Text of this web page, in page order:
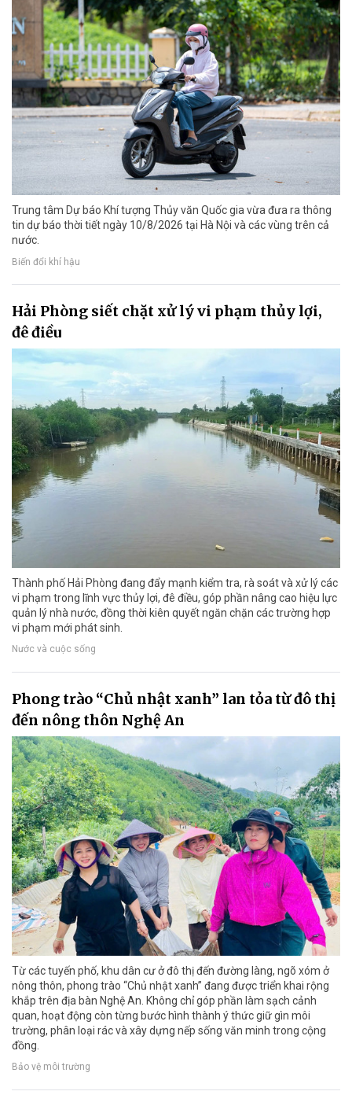
Trung tâm Dự báo Khí tượng Thủy văn Quốc gia vừa đưa ra thông
tin dự báo thời tiết ngày 10/8/2026 tại Hà Nội và các vùng trên cả
nước.
Biến đổi khí hậu
Hải Phòng siết chặt xử lý vi phạm thủy lợi,
đê điều
Thành phố Hải Phòng đang đẩy mạnh kiểm tra, rà soát và xử lý các
vi phạm trong lĩnh vực thủy lợi, đê điều, góp phần nâng cao hiệu lực
quản lý nhà nước, đồng thời kiên quyết ngăn chặn các trường hợp
vi phạm mới phát sinh.
Nước và cuộc sống
Phong trào “Chủ nhật xanh” lan tỏa từ đô thị
đến nông thôn Nghệ An
Từ các tuyến phố, khu dân cư ở đô thị đến đường làng, ngõ xóm ở
nông thôn, phong trào “Chủ nhật xanh” đang được triển khai rộng
khắp trên địa bàn Nghệ An. Không chỉ góp phần làm sạch cảnh
quan, hoạt động còn từng bước hình thành ý thức giữ gìn môi
trường, phân loại rác và xây dựng nếp sống văn minh trong cộng
đồng.
Bảo vệ môi trường